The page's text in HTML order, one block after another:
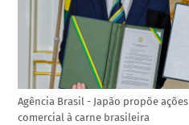
Agência Brasil - Japão propõe
comercial à carne brasileira